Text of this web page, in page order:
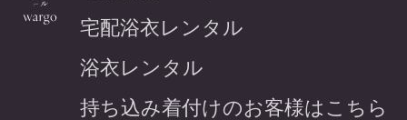
宅配浴衣レンタル
浴衣レンタル
持ち込み着付けのお客様はこちら